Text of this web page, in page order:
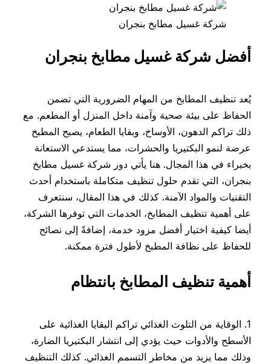
شركة غسيل مطابخ بنجران
أفضل شركة غسيل مطابخ بنجران
يُعد تنظيف المطابخ من المهام الضرورية التي تضمن
الحفاظ على بيئة صحية وآمنة داخل المنزل أو المطعم. مع
ذلك تراكم الدهون، الأوساخ، وبقايا الطعام، يصبح المطبخ
عرضة لنمو البكتيريا والحشرات، مما يستدعي الاستعانة
بخبراء في هذا المجال. هنا يأتي دور شركة غسيل مطابخ
بنجران، التي تقدم حلول تنظيف متكاملة باستخدام أحدث
التقنيات والمواد الآمنة. كذلك في هذا المقال، سنتعرف
على أهمية تنظيف المطابخ، الخدمات التي توفرها الشركة،
أيضا كيفية اختيار أفضل مزود خدمة، إضافةً إلى نصائح
للحفاظ على نظافة المطبخ لأطول فترة ممكنة.
أهمية تنظيف المطابخ بانتظام
1. الوقاية من التلوث الغذائي تراكم البقايا الغذائية على
الأسطح والأدوات حيث يؤدي إلى انتشار البكتيريا الضارة،
وذلك مما يزيد من مخاطر التسمم الغذائي. كذلك التنظيف